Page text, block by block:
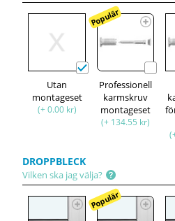
Utan
montageset
(+ 0.00 kr)
Populär
Professionell
karmskruv
montageset
(+ 134.55 kr)
DROPPBLECK
Vilken ska jag välja?
Populär